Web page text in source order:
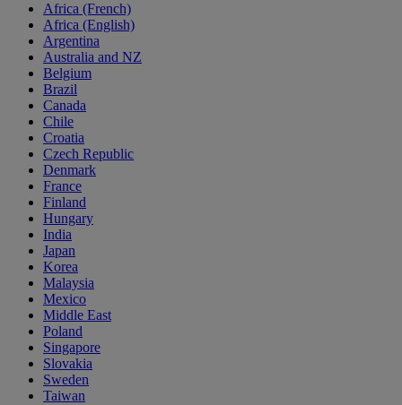
Africa (French)
Africa (English)
Argentina
Australia and NZ
Belgium
Brazil
Canada
Chile
Croatia
Czech Republic
Denmark
France
Finland
Hungary
India
Japan
Korea
Malaysia
Mexico
Middle East
Poland
Singapore
Slovakia
Sweden
Taiwan